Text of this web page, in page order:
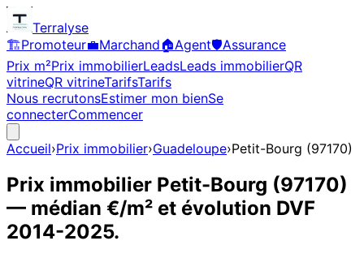
Terralyse
🏗️Promoteur💼Marchand🏠Agent🛡️Assurance
Prix m²Prix immobilierLeadsLeads immobilierQR
vitrineQR vitrineTarifsTarifs
Nous recrutonsEstimer mon bienSe
connecterCommencer
Accueil›Prix immobilier›Guadeloupe›Petit-Bourg (97170)
Prix immobilier Petit-Bourg (97170)
— médian €/m² et évolution DVF
2014-2025.